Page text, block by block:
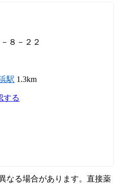
８－２２
駅 1.3km
する
なる場合があります。直接薬